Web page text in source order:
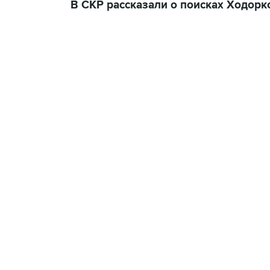
В СКР рассказали о поисках